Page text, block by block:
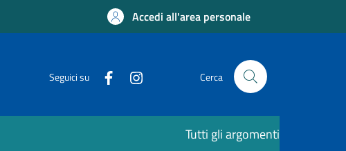
Accedi all'area personale
Seguici su Cerca
Tutti gli argomenti